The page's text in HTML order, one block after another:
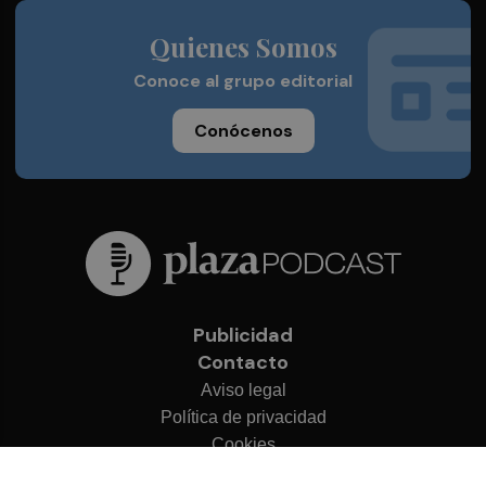
Quienes Somos
Conoce al grupo editorial
Conócenos
Publicidad
Contacto
Aviso legal
Política de privacidad
Cookies